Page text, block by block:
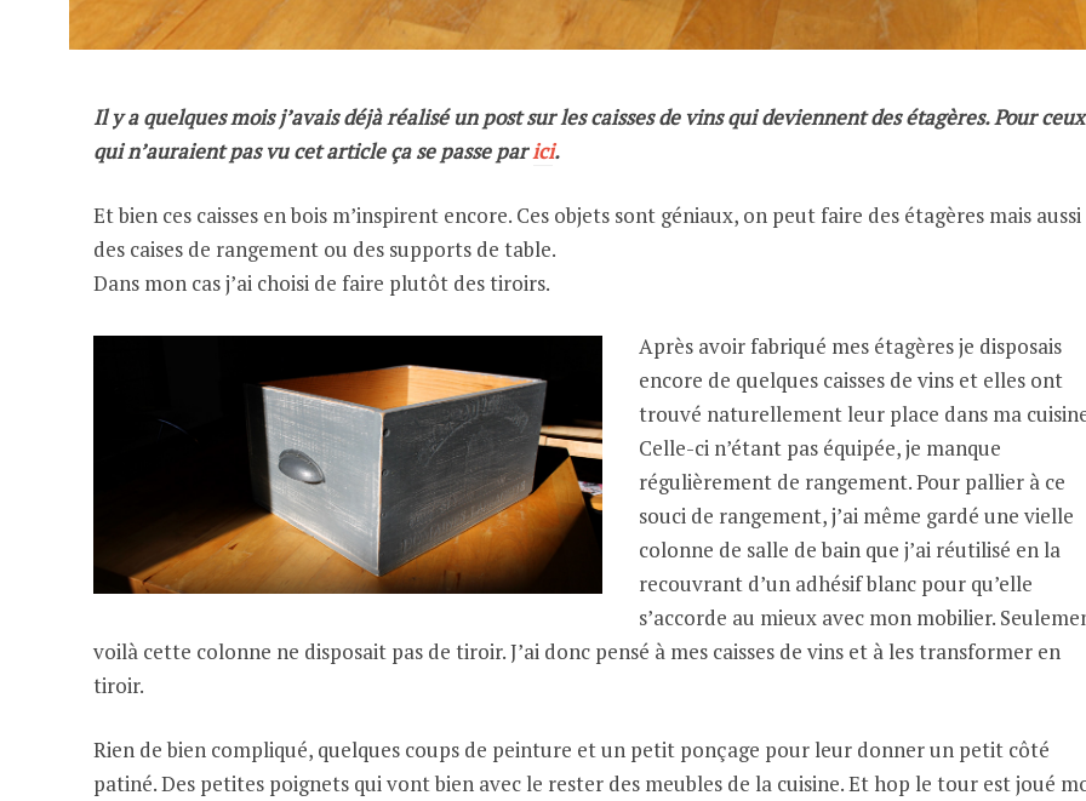
Il y a quelques mois j’avais déjà réalisé un post sur les caisses de vins qui deviennent des étagères. Pour ceux
qui n’auraient pas vu cet article ça se passe parici.
Et bien ces caisses en bois m’inspirent encore. Ces objets sont géniaux, on peut faire des étagères mais aussi
des caises de rangement ou des supports de table.
Dans mon cas j’ai choisi de faire plutôt des tiroirs.
Après avoir fabriqué mes étagères je disposais
encore de quelques caisses de vins et elles ont
trouvé naturellement leur place dans ma
Celle-ci n’étant pas équipée, je manque
régulièrement de rangement. Pour pallier à ce
souci de rangement, j’ai même gardé une vielle
colonne de salle de bain que j’ai réutilisé en la
recouvrant d’un adhésif blanc pour qu’elle
s’accorde au mieux avec mon mobilier.
voilà cette colonne ne disposait pas de tiroir. J’ai donc pensé à mes caisses de vins et à les transformer en
tiroir.
Rien de bien compliqué, quelques coups de peinture et un petit ponçage pour leur donner un petit côté
patiné. Des petites poignets qui vont bien avec le rester des meubles de la cuisine. Et hop le tour est joué